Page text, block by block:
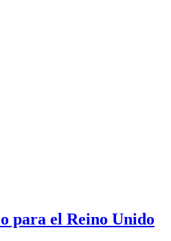
para el Reino Unido